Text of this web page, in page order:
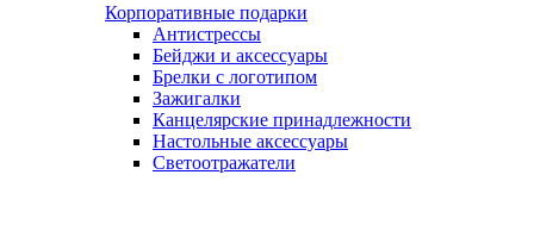
Корпоративные подарки
Антистрессы
Бейджи и аксессуары
Брелки с логотипом
Зажигалки
Канцелярские принадлежности
Настольные аксессуары
Светоотражатели